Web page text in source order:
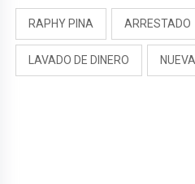
RAPHY PINA ARRESTADO
LAVADO DE DINERO